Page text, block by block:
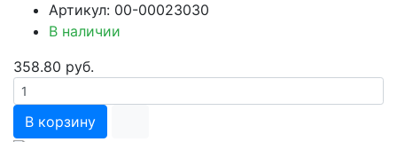
Артикул: 00-00023030
В наличии
358.80 руб.
В корзину